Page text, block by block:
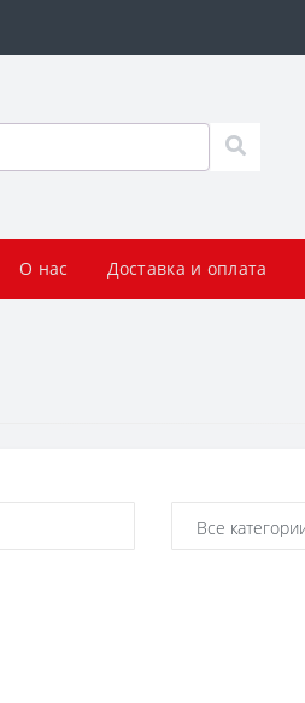
О нас Доставка и оплата